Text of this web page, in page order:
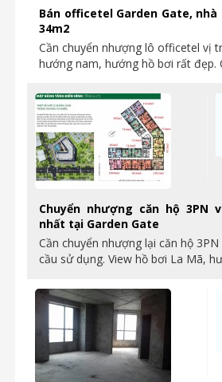
Bán officetel Garden Gate,
34m2
Cần chuyển nhượng lô officetel vị
hướng nam, hướng hồ bơi rất đẹp.
Chuyển nhượng căn hộ 3PN
nhất tại Garden Gate
Cần chuyển nhượng lại căn hộ
cầu sử dụng. View hồ bơi La Mã,